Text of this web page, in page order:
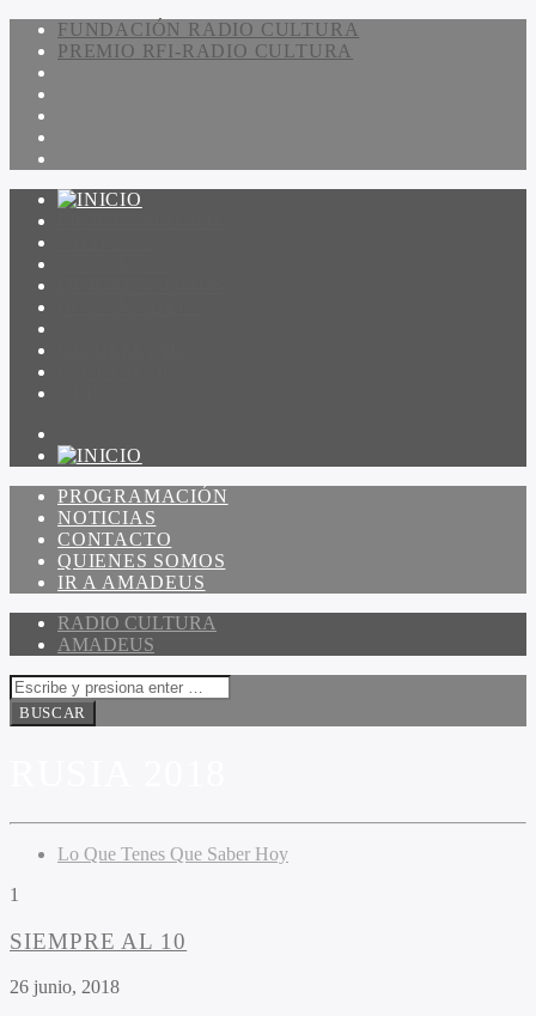
FUNDACIÓN RADIO CULTURA
PREMIO RFI-RADIO CULTURA
PROGRAMACIÓN
NOTICIAS
CONTACTO
QUIENES SOMOS
IR A AMADEUS
RADIO CULTURA
AMADEUS
Lo Que Tenes Que Saber Hoy
1
SIEMPRE AL 10
26 junio, 2018